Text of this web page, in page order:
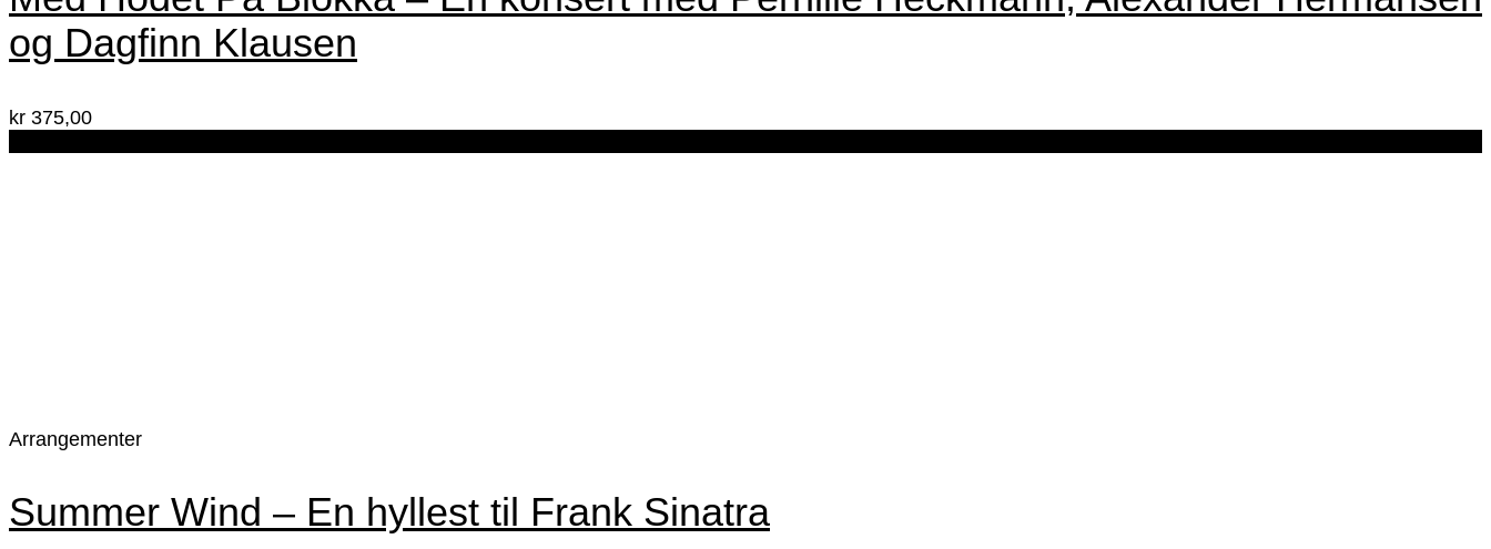
og Dagfinn Klausen
kr 375,00
Arrangementer
Summer Wind – En hyllest til Frank Sinatra